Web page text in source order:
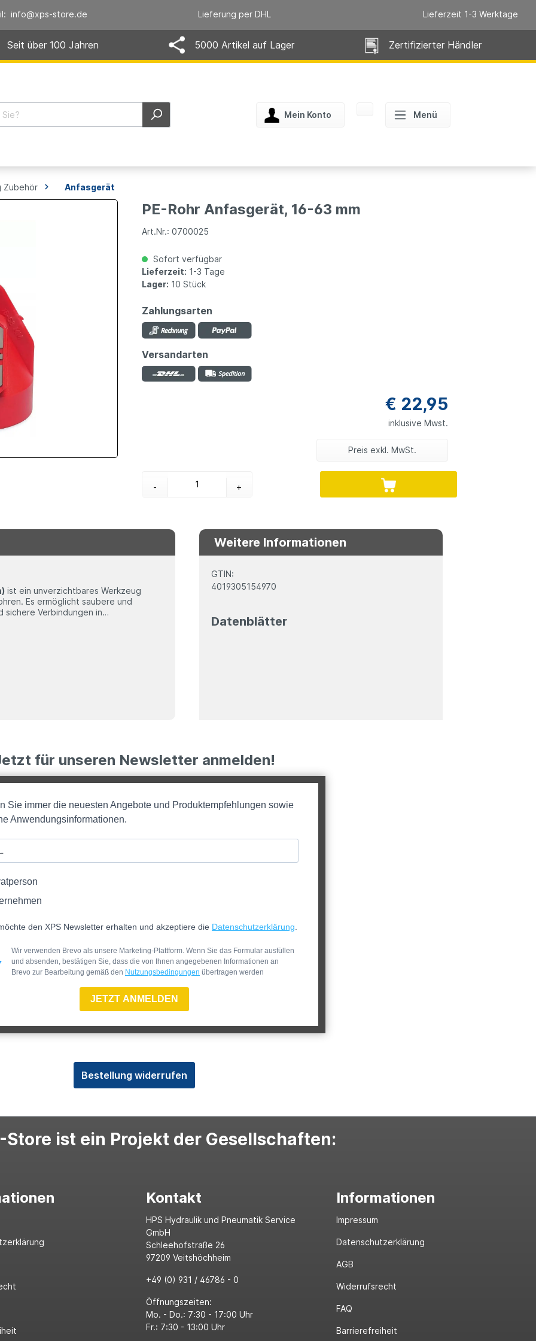
info@xps-store.de Lieferung per DHL Lieferzeit 1-3 Werktage
Seit über 100 Jahren 5000 Artikel auf Lager Zertifizierter Händler
Mein Konto Menü
Zubehör Anfasgerät
PE-Rohr Anfasgerät, 16-63 mm
Art.Nr.: 0700025
Sofort verfügbar
Lieferzeit: 1-3 Tage
Lager: 10 Stück
Zahlungsarten
Versandarten
€ 22,95
inklusive Mwst.
Preis exkl. MwSt.
- +
ist ein unverzichtbares Werkzeug
Es ermöglicht saubere und
sichere Verbindungen in
in der Landwirtschaft,
Pool- und Wassertechnik
Anfasgerät an der Schnittkante kurz
vor der Montage!
Weitere Informationen
GTIN:
4019305154970
Datenblätter
für unseren Newsletter anmelden!
Sie immer die neuesten Angebote und Produktempfehlungen sowie
Anwendungsinformationen.
den XPS Newsletter erhalten und akzeptiere die Datenschutzerklärung
Wir verwenden Brevo als unsere Marketing-Plattform. Wenn Sie das Formular ausfüllen
und absenden, bestätigen Sie, dass die von Ihnen angegebenen Informationen an
Brevo zur Bearbeitung gemäß den Nutzungsbedingungen übertragen werden
JETZT ANMELDEN
Bestellung widerrufen
Store ist ein Projekt der Gesellschaften:
Kontakt
HPS Hydraulik und Pneumatik Service
GmbH
Schleehofstraße 26
97209 Veitshöchheim
+49 (0) 931 / 46786 - 0
Öffnungszeiten:
Mo. - Do.: 7:30 - 17:00 Uhr
Fr.: 7:30 - 13:00 Uhr
Informationen
Impressum
Datenschutzerklärung
AGB
Widerrufsrecht
FAQ
Barrierefreiheit